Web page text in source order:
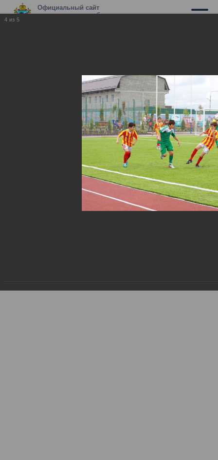
Официальный сайт
муниципального образования г.
года рождения», 2013 год
«Кубок полномочного представителя в СКФО
среди детских команд 2001 года рождения», 2013
год
21.07.2014
4 из 5